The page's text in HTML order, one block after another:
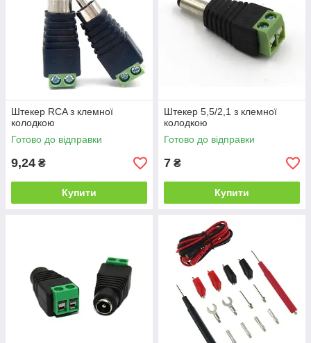
Штекер RCA з клемної
колодкою
Готово до відправки
9,24 ₴
Купити
Штекер 5,5/2,1 з клемної
колодкою
Готово до відправки
7 ₴
Купити